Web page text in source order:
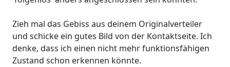
Zieh mal das Gebiss aus deinem Originalverteiler
und schicke ein gutes Bild von der Kontaktseite. Ich
denke, dass ich einen nicht mehr funktionsfähigen
Zustand schon erkennen könnte.